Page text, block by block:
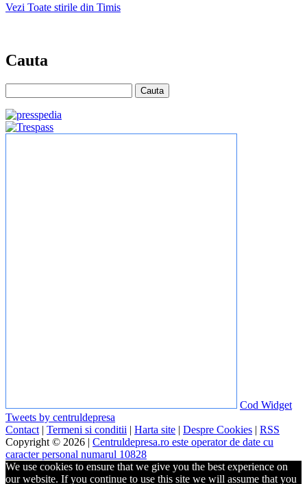
Vezi Toate stirile din Timis
Cauta
Cod Widget
Tweets by centruldepresa
Contact | Termeni si conditii | Harta site | Despre Cookies | RSS
Copyright © 2026 | Centruldepresa.ro este operator de date cu
caracter personal numarul 10828
We use cookies to ensure that we give you the best experience on
our website. If you continue to use this site we will assume that you